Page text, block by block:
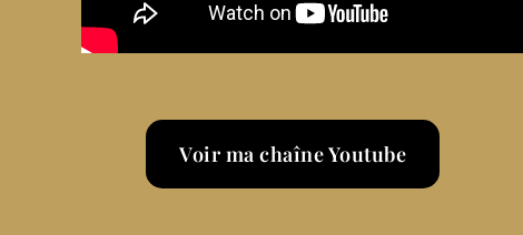
Voir ma chaîne Youtube